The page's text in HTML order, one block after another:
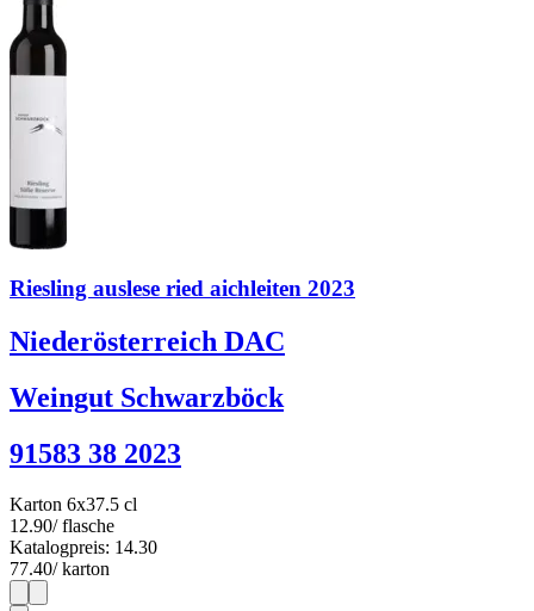
Riesling auslese ried aichleiten 2023
Niederösterreich DAC
Weingut Schwarzböck
91583 38 2023
Karton 6x37.5 cl
12.90/ flasche
Katalogpreis: 14.30
77.40/ karton
1